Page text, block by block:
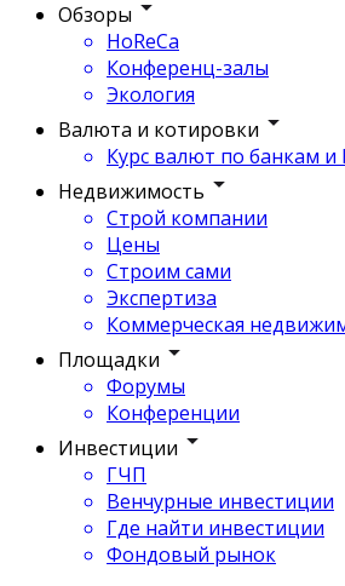
Обзоры
HoReCa
Конференц-залы
Экология
Валюта и котировки
Курс валют по банкам и
Недвижимость
Строй компании
Цены
Строим сами
Экспертиза
Коммерческая
Площадки
Форумы
Конференции
Инвестиции
ГЧП
Венчурные инвестиции
Где найти инвестиции
Фондовый рынок